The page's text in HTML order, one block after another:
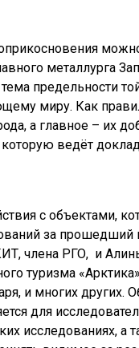
металлурга
предельности
миру. Как
а главное – их
ведёт
с объектами,
за прошедший
члена РГО, и
туризма
и многих других.
для
исследованиях, а